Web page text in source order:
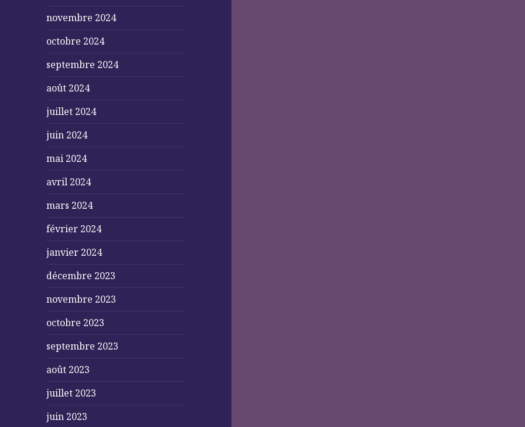
novembre 2024
octobre 2024
septembre 2024
août 2024
juillet 2024
juin 2024
mai 2024
avril 2024
mars 2024
février 2024
janvier 2024
décembre 2023
novembre 2023
octobre 2023
septembre 2023
août 2023
juillet 2023
juin 2023